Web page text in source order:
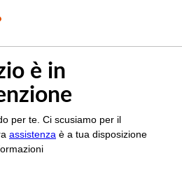
è in
per te. Ci scusiamo per il
assistenza è a tua disposizione